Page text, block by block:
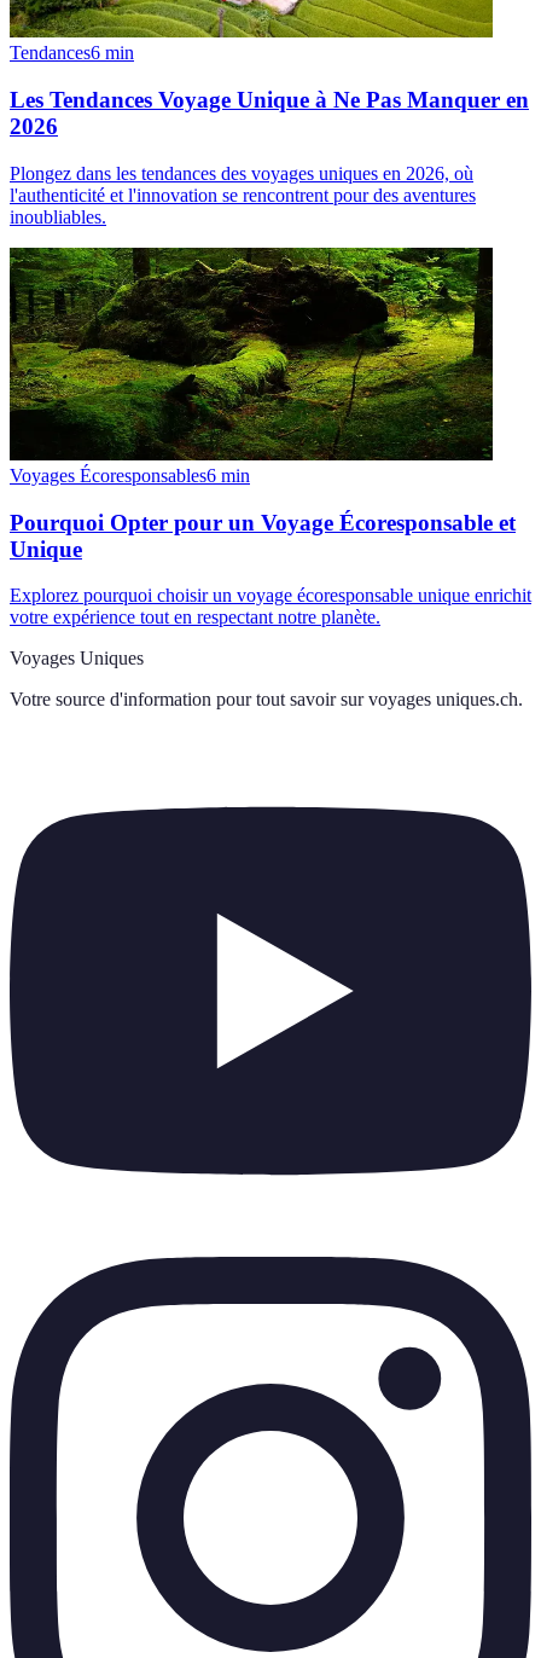
Tendances6 min
Les Tendances Voyage Unique à Ne Pas Manquer en
2026
Plongez dans les tendances des voyages uniques en 2026, où
l'authenticité et l'innovation se rencontrent pour des aventures
inoubliables.
Voyages Écoresponsables6 min
Pourquoi Opter pour un Voyage Écoresponsable et
Unique
Explorez pourquoi choisir un voyage écoresponsable unique enrichit
votre expérience tout en respectant notre planète.
Voyages Uniques
Votre source d'information pour tout savoir sur voyages uniques.ch.